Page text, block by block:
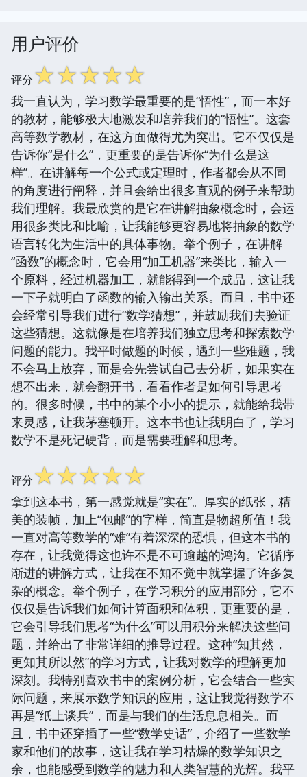
用户评价
评分☆☆☆☆☆
我一直认为，学习数学最重要的是“悟性”，而一本好
的教材，能够极大地激发和培养我们的“悟性”。这套
高等数学教材，在这方面做得尤为突出。它不仅仅是
告诉你“是什么”，更重要的是告诉你“为什么是这
样”。在讲解每一个公式或定理时，作者都会从不同
的角度进行阐释，并且会给出很多直观的例子来帮助
我们理解。我最欣赏的是它在讲解抽象概念时，会运
用很多类比和比喻，让我能够更容易地将抽象的数学
语言转化为生活中的具体事物。举个例子，在讲解
“函数”的概念时，它会用“加工机器”来类比，输入一
个原料，经过机器加工，就能得到一个成品，这让我
一下子就明白了函数的输入输出关系。而且，书中还
会经常引导我们进行“数学猜想”，并鼓励我们去验证
这些猜想。这就像是在培养我们独立思考和探索数学
问题的能力。我平时做题的时候，遇到一些难题，我
不会马上放弃，而是会先尝试自己去分析，如果实在
想不出来，就会翻开书，看看作者是如何引导思考
的。很多时候，书中的某个小小的提示，就能给我带
来灵感，让我茅塞顿开。这本书也让我明白了，学习
数学不是死记硬背，而是需要理解和思考。
评分☆☆☆☆☆
拿到这本书，第一感觉就是“实在”。厚实的纸张，精
美的装帧，加上“包邮”的字样，简直是物超所值！我
一直对高等数学的“难”有着深深的恐惧，但这本书的
存在，让我觉得这也许不是不可逾越的鸿沟。它循序
渐进的讲解方式，让我在不知不觉中就掌握了许多复
杂的概念。举个例子，在学习积分的应用部分，它不
仅仅是告诉我们如何计算面积和体积，更重要的是，
它会引导我们思考“为什么”可以用积分来解决这些问
题，并给出了非常详细的推导过程。这种“知其然，
更知其所以然”的学习方式，让我对数学的理解更加
深刻。我特别喜欢书中的案例分析，它会结合一些实
际问题，来展示数学知识的应用，这让我觉得数学不
再是“纸上谈兵”，而是与我们的生活息息相关。而
且，书中还穿插了一些“数学史话”，介绍了一些数学
家和他们的故事，这让我在学习枯燥的数学知识之
余，也能感受到数学的魅力和人类智慧的光辉。我平